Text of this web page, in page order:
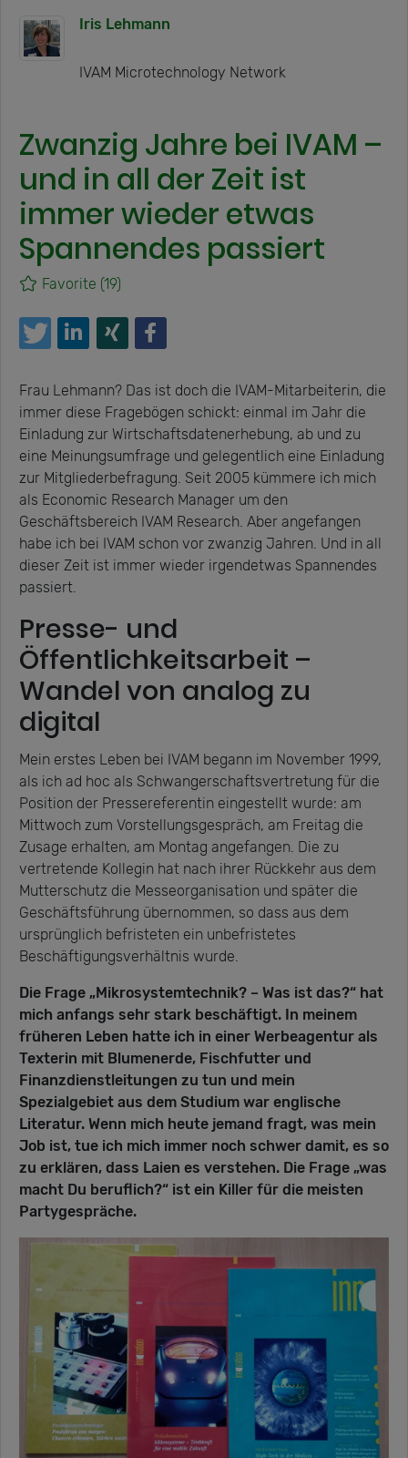
Iris Lehmann
IVAM Microtechnology Network
Zwanzig Jahre bei IVAM –
und in all der Zeit ist
immer wieder etwas
Spannendes passiert
Favorite (19)
Frau Lehmann? Das ist doch die IVAM-Mitarbeiterin, die
immer diese Fragebögen schickt: einmal im Jahr die
Einladung zur Wirtschaftsdatenerhebung, ab und zu
eine Meinungsumfrage und gelegentlich eine Einladung
zur Mitgliederbefragung. Seit 2005 kümmere ich mich
als Economic Research Manager um den
Geschäftsbereich IVAM Research. Aber angefangen
habe ich bei IVAM schon vor zwanzig Jahren. Und in all
dieser Zeit ist immer wieder irgendetwas Spannendes
passiert.
Presse- und
Öffentlichkeitsarbeit –
Wandel von analog zu
digital
Mein erstes Leben bei IVAM begann im November 1999,
als ich ad hoc als Schwangerschaftsvertretung für die
Position der Pressereferentin eingestellt wurde: am
Mittwoch zum Vorstellungsgespräch, am Freitag die
Zusage erhalten, am Montag angefangen. Die zu
vertretende Kollegin hat nach ihrer Rückkehr aus dem
Mutterschutz die Messeorganisation und später die
Geschäftsführung übernommen, so dass aus dem
ursprünglich befristeten ein unbefristetes
Beschäftigungsverhältnis wurde.
Die Frage „Mikrosystemtechnik? – Was ist das?“ hat
mich anfangs sehr stark beschäftigt. In meinem
früheren Leben hatte ich in einer Werbeagentur als
Texterin mit Blumenerde, Fischfutter und
Finanzdienstleitungen zu tun und mein
Spezialgebiet aus dem Studium war englische
Literatur. Wenn mich heute jemand fragt, was mein
Job ist, tue ich mich immer noch schwer damit, es so
zu erklären, dass Laien es verstehen. Die Frage „was
macht Du beruflich?“ ist ein Killer für die meisten
Partygespräche.